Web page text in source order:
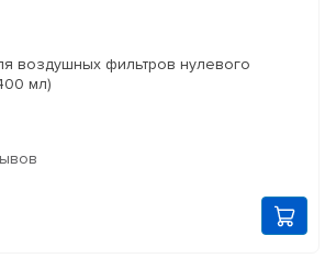
воздушных фильтров нулевого
мл)